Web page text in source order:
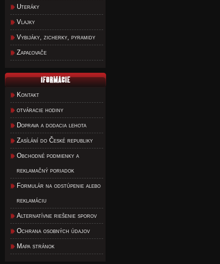
Uteráky
Vlajky
Vybijáky, zicherky, pyramidy
Zapaľovače
Kontakt
otváracie hodiny
Doprava a dodacia lehota
Zasílání do České republiky
Obchodné podmienky a
reklamačný poriadok
Formulár na odstúpenie alebo
reklamáciu
Alternatívne riešenie sporov
Ochrana osobných údajov
Mapa stránok